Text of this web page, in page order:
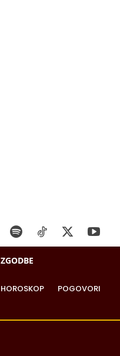
ZGODBE
HOROSKOP POGOVORI